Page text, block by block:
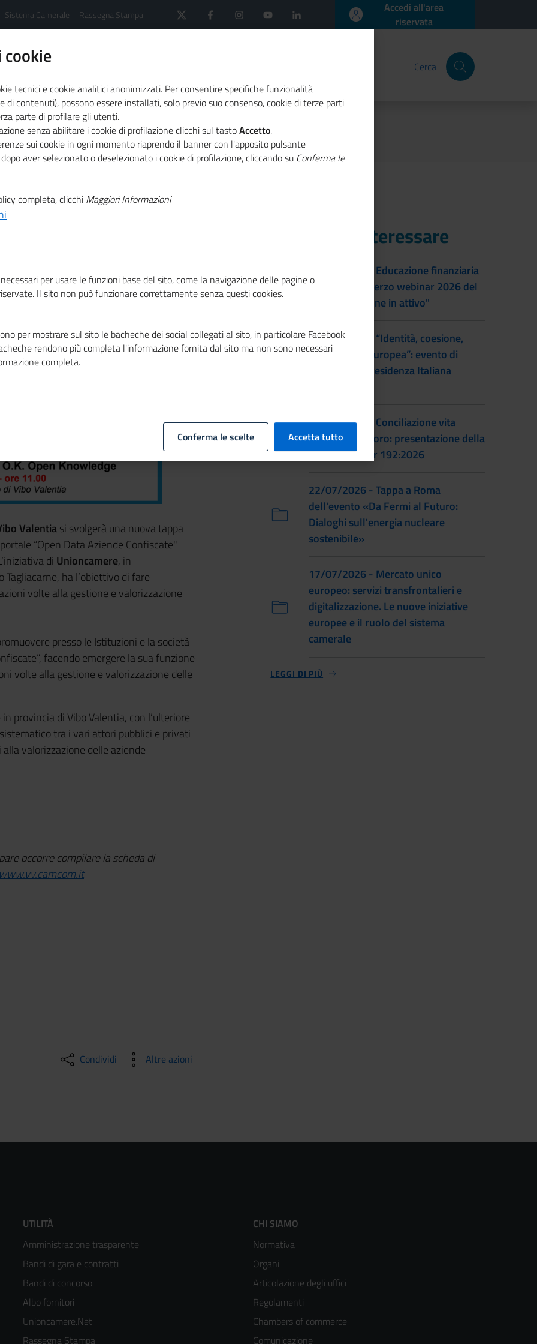
Sistema Camerale Rassegna Stampa
Accedi all'area
riservata
Cerca
sistema camerale
Agenda
data aziende confiscate: tappa a Vibo Valentia
del
Valentia
Valentiasi svolgerà una nuova tappa
“Open Data Aziende Confiscate"
di Unioncamere, in
ha l’obiettivo di fare
volte alla gestione e valorizzazione
presso le Istituzioni e la società
facendo emergere la sua funzione
volte alla gestione e valorizzazione delle
provincia di Vibo Valentia, con l’ulteriore
tra i vari attori pubblici e privati
valorizzazione delle aziende
occorre compilare la scheda di
www.vv.camcom.it
Condividi Altre azioni
Ti Potrebbe Interessare
22/09/2026 - Educazione finanziaria
al femminile: terzo webinar 2026 del
progetto "Donne in attivo"
28/07/2026 - “Identità, coesione,
integrazione europea”: evento di
lancio della Presidenza Italiana
22/07/2026 - Conciliazione vita
familiare e lavoro: presentazione della
prassi UNI/Pdr 192:2026
22/07/2026 - Tappa a Roma
dell'evento «Da Fermi al Futuro:
Dialoghi sull'energia nucleare
sostenibile»
17/07/2026 - Mercato unico
europeo: servizi transfrontalieri e
digitalizzazione. Le nuove iniziative
europee e il ruolo del sistema
camerale
LEGGI DI PIÙ
Footer
menù
colonna
2
UTILITÀ
Amministrazione trasparente
Bandi di gara e contratti
Bandi di concorso
Albo fornitori
Unioncamere.Net
Rassegna Stampa
Footer
menù
colonna
3
CHI SIAMO
Normativa
Organi
Articolazione degli uffici
Regolamenti
Chambers of commerce
Comunicazione
tecnici e cookie analitici anonimizzati. Per consentire specifiche funzionalità
di contenuti), possono essere installati, solo previo suo consenso, cookie di terze parti
parte di profilare gli utenti.
senza abilitare i cookie di profilazione clicchi sul tastoAccetto.
sui cookie in ogni momento riaprendo il banner con l'apposito pulsante
aver selezionato o deselezionato i cookie di profilazione, cliccando su Conferma le
completa, clicchi Maggiori Informazioni
per usare le funzioni base del sito, come la navigazione delle pagine o
Il sito non può funzionare correttamente senza questi cookies.
per mostrare sul sito le bacheche dei social collegati al sito, in particolare Facebook
rendono più completa l'informazione fornita dal sito ma non sono necessari
completa.
Conferma le scelte Accetta tutto